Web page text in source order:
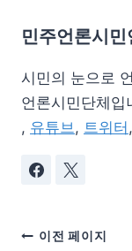
민주언론시민
시민의 눈으로
언론시민단체
, 유튜브, 트위터 ,
이전 페이지